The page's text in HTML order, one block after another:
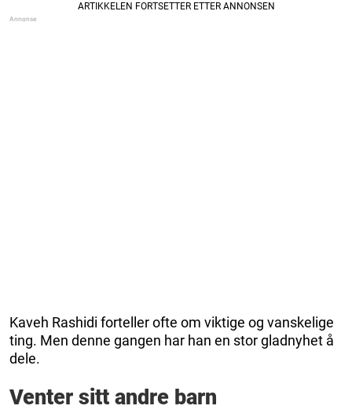
Kaveh Rashidi forteller ofte om viktige og vanskelige
ting. Men denne gangen har han en stor gladnyhet å
dele.
Venter sitt andre barn